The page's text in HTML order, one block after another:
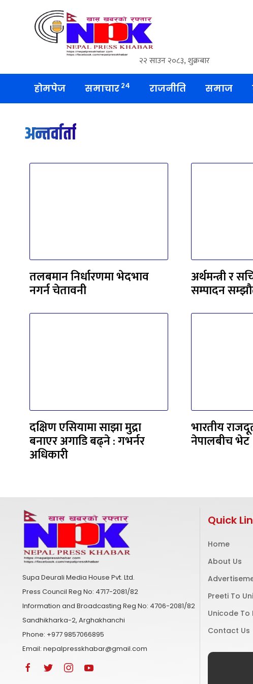
२२ साउन २०८३, शुक्रबार
होमपेज समाचार २४ राजनीति समाज
अन्तर्वार्ता
तलबमान निर्धारणमा भेदभाव
नगर्न चेतावनी
अर्थमन्त्री र
सम्पादन
दक्षिण एसियामा साझा मुद्रा
बनाएर अगाडि बढ्ने : गभर्नर
अधिकारी
भारतीय
नेपालबीच भेट
Supa Deurali Media House Pvt. Ltd.
Press Council Reg No: 4717-2081/82
Information and Broadcasting Reg No: 4706-2081/82
Sandhikharka-2, Arghakhanchi
Phone: +977 9857066895
Email: nepalpresskhabar@gmail.com
Quick
Home
About Us
Preeti To
Unicode To
Contact Us